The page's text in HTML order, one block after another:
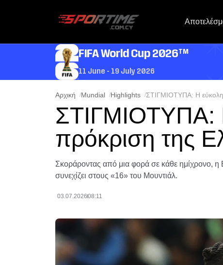
FIFA World Cup 2026TM
11 June - 19 July 2026
Αρχική Mundial Highlights ΣΤΙΓΜΙΟΤΥΠΑ: Η εύκολη
ΣΤΙΓΜΙΟΤΥΠΑ:
πρόκριση της
Σκοράροντας από μια φορά σε κάθε ημίχρονο, η
συνεχίζει στους «16» του Μουντιάλ.
03.07.202608:11